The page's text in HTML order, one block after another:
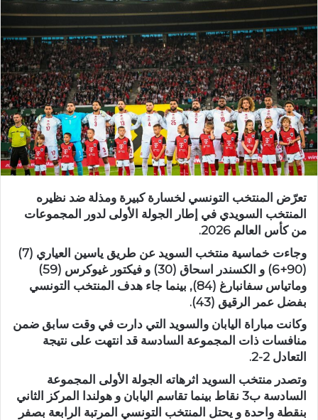
تعرّض المنتخب التونسي لخسارة كبيرة ومذلة ضد نظيره
المنتخب السويدي في إطار الجولة الأولى لدور المجموعات
من كأس العالم 2026.
وجاءت خماسية منتخب السويد عن طريق ياسين العياري (7)
(90+6) و الكسندر اسحاق (30) و فيكتور غيوكرس (59)
وماتياس سفانبارغ (84), بينما جاء هدف المنتخب التونسي
بفضل عمر الرقيق (43).
وكانت مباراة اليابان والسويد التي دارت في وقت سابق ضمن
منافسات ذات المجموعة السادسة قد انتهت على نتيجة
التعادل 2-2.
وتصدر منتخب السويد اثرهاته الجولة الأولى المجموعة
السادسة ب3 نقاط بينما تقاسم اليابان و هولندا المركز الثاني
بنقطة واحدة و يحتل المنتخب التونسي المرتبة الرابعة بصفر